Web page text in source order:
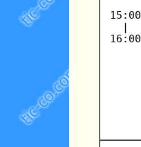
15:00
|
16:00